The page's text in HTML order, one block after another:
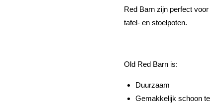
Red Barn zijn perfect voor
tafel- en stoelpoten.
Old Red Barn is:
Duurzaam
Gemakkelijk schoon te